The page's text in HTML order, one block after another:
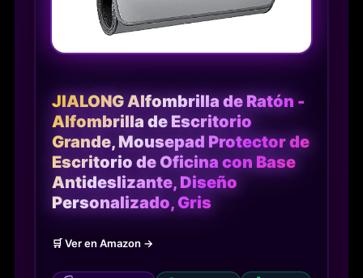
JIALONG Alfombrilla de Ratón -
Alfombrilla de Escritorio
Grande, Mousepad Protector de
Escritorio de Oficina con Base
Antideslizante, Diseño
Personalizado, Gris
🛒 Ver en Amazon →